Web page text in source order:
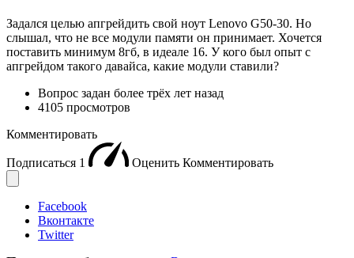
Задался целью апгрейдить свой ноут Lenovo G50-30. Но
слышал, что не все модули памяти он принимает. Хочется
поставить минимум 8гб, в идеале 16. У кого был опыт с
апгрейдом такого давайса, какие модули ставили?
Вопрос задан более трёх лет назад
4105 просмотров
Комментировать
Подписаться 1 Оценить Комментировать
Facebook
Вконтакте
Twitter